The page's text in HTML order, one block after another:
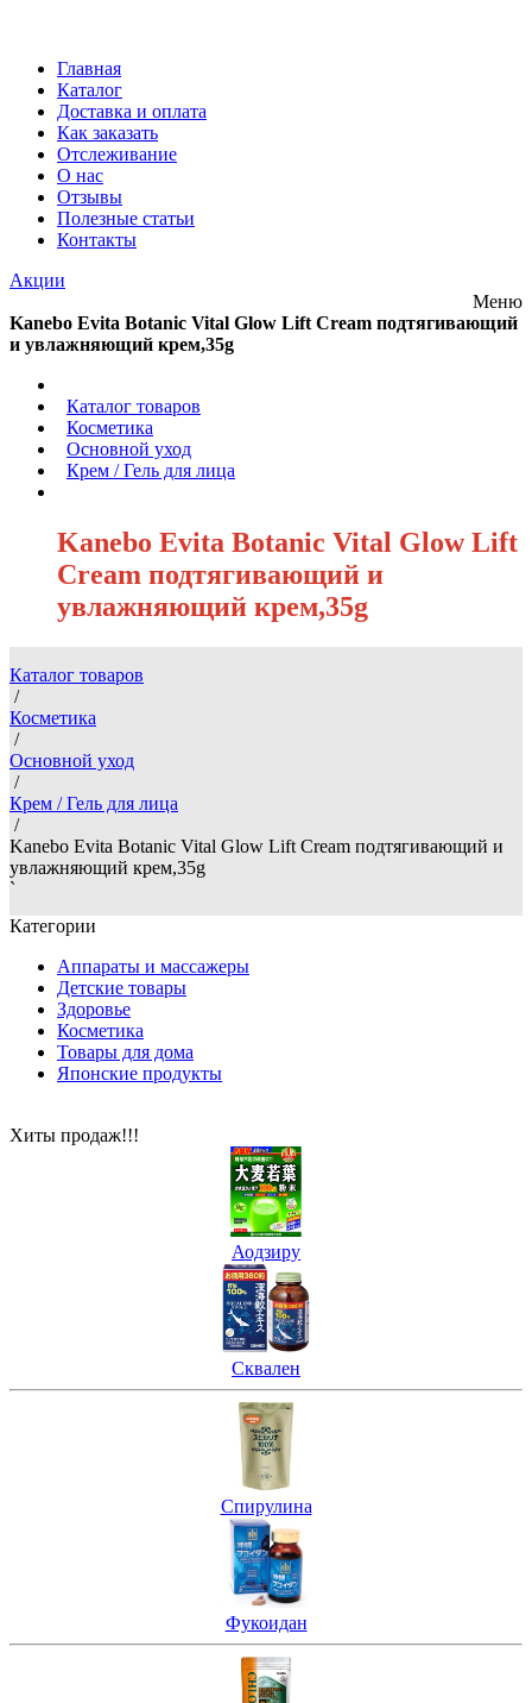
Главная
Каталог
Доставка и оплата
Как заказать
Отслеживание
О нас
Отзывы
Полезные статьи
Контакты
Акции
Меню
Kanebo Evita Botanic Vital Glow Lift Cream подтягивающий
и увлажняющий крем,35g
Каталог товаров
Косметика
Основной уход
Крем / Гель для лица
Kanebo Evita Botanic Vital Glow Lift
Cream подтягивающий и
увлажняющий крем,35g
Каталог товаров
/
Косметика
/
Основной уход
/
Крем / Гель для лица
/
Kanebo Evita Botanic Vital Glow Lift Cream подтягивающий и
увлажняющий крем,35g
`
Категории
Аппараты и массажеры
Детские товары
Здоровье
Косметика
Товары для дома
Японские продукты
Хиты продаж!!!
Аодзиру
Сквален
Спирулина
Фукоидан